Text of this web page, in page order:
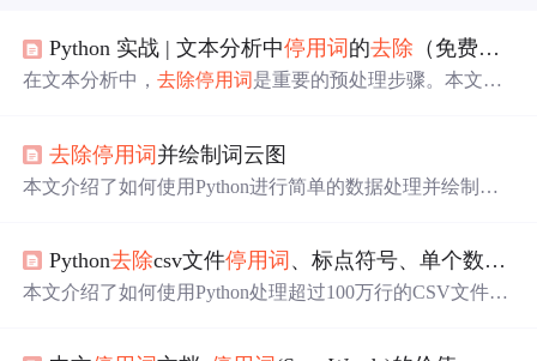
Python 实战 | 文本分析中停用词 的去除 （免费赠送
在文本分析中，去除停用词是重要的预处理步骤。本文介
用词库大全，后续将分享文本情感分析知识。
去除停用词 并绘制词云图
本文介绍了如何使用Python进行简单的数据处理并绘制词
Python去除csv文件停用词 、标点符号、单个数字等
本文介绍了如何使用Python处理超过100万行的CSV文件，